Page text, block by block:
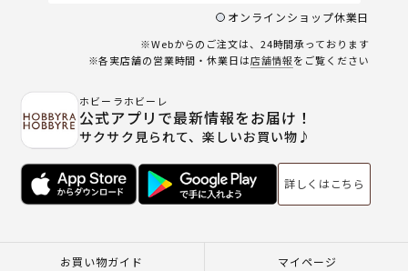
オンラインショップ休業日
※Webからのご注文は、24時間承っております
※各実店舗の営業時間・休業日は店舗情報をご覧ください
ホビーラホビーレ
公式アプリで最新情報をお届け！
サクサク見られて、楽しいお買い物♪
詳しくはこちら
お買い物ガイド マイページ